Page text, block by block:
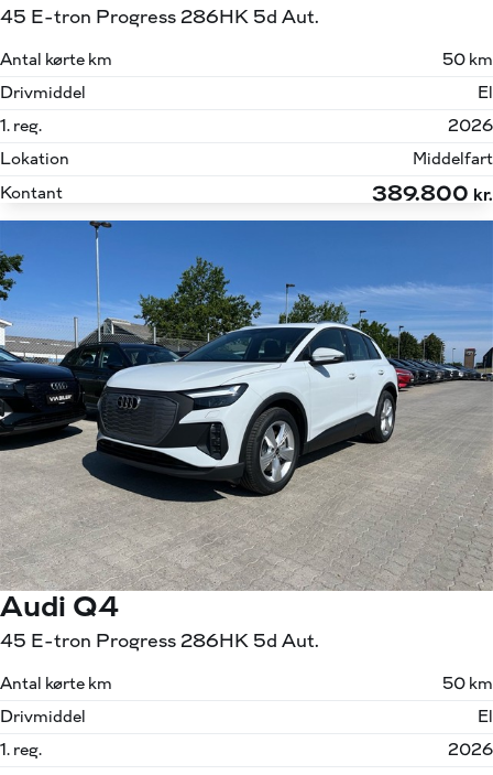
45 E-tron Progress 286HK 5d Aut.
Antal kørte km
50 km
Drivmiddel
El
1. reg.
2026
Lokation
Middelfart
Kontant
389.800 kr.
Audi Q4
45 E-tron Progress 286HK 5d Aut.
Antal kørte km
50 km
Drivmiddel
El
1. reg.
2026